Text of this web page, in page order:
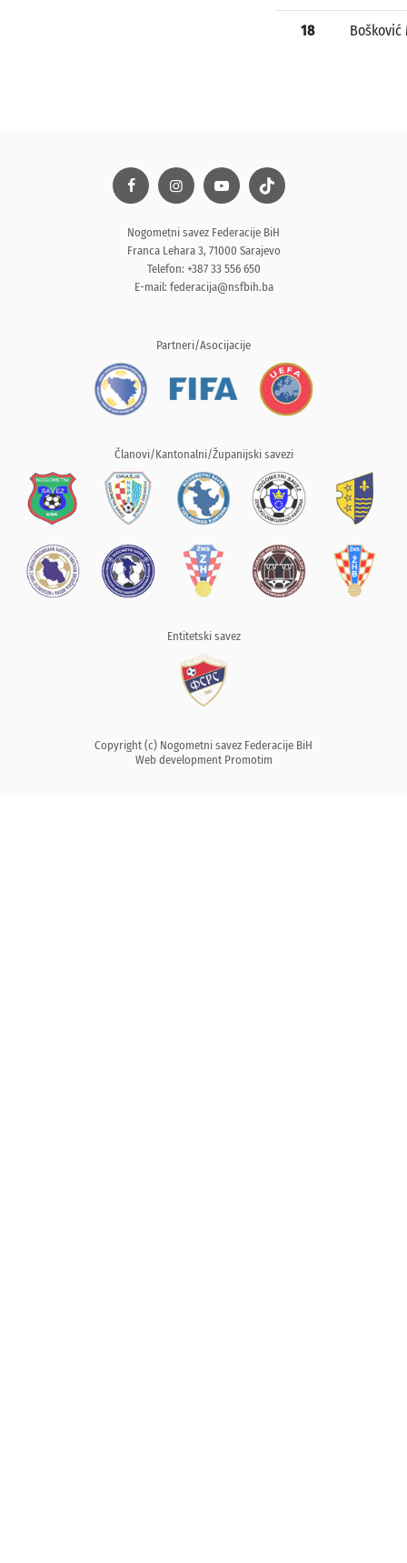
18 Bošković
Nogometni savez Federacije BiH
Franca Lehara 3, 71000 Sarajevo
Telefon: +387 33 556 650
E-mail: federacija@nsfbih.ba
Partneri/Asocijacije
Članovi/Kantonalni/Županijski savezi
Entitetski savez
Copyright (c) Nogometni savez Federacije BiH
Web development Promotim